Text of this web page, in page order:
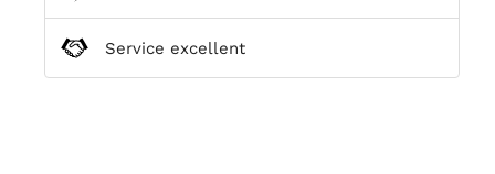
Service excellent